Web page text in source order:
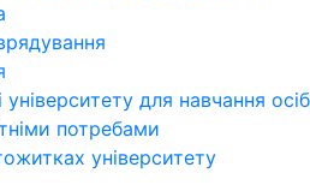
для навчання осіб
потребами
університету